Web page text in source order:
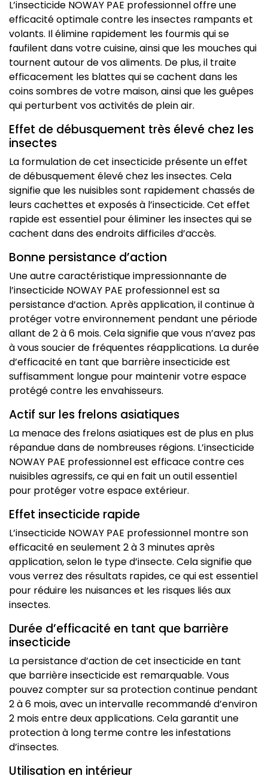
L’insecticide NOWAY PAE professionnel offre une
efficacité optimale contre les insectes rampants et
volants. Il élimine rapidement les fourmis qui se
faufilent dans votre cuisine, ainsi que les mouches qui
tournent autour de vos aliments. De plus, il traite
efficacement les blattes qui se cachent dans les
coins sombres de votre maison, ainsi que les guêpes
qui perturbent vos activités de plein air.
Effet de débusquement très élevé chez les
insectes
La formulation de cet insecticide présente un effet
de débusquement élevé chez les insectes. Cela
signifie que les nuisibles sont rapidement chassés de
leurs cachettes et exposés à l’insecticide. Cet effet
rapide est essentiel pour éliminer les insectes qui se
cachent dans des endroits difficiles d’accès.
Bonne persistance d’action
Une autre caractéristique impressionnante de
l’insecticide NOWAY PAE professionnel est sa
persistance d’action. Après application, il continue à
protéger votre environnement pendant une période
allant de 2 à 6 mois. Cela signifie que vous n’avez pas
à vous soucier de fréquentes réapplications. La durée
d’efficacité en tant que barrière insecticide est
suffisamment longue pour maintenir votre espace
protégé contre les envahisseurs.
Actif sur les frelons asiatiques
La menace des frelons asiatiques est de plus en plus
répandue dans de nombreuses régions. L’insecticide
NOWAY PAE professionnel est efficace contre ces
nuisibles agressifs, ce qui en fait un outil essentiel
pour protéger votre espace extérieur.
Effet insecticide rapide
L’insecticide NOWAY PAE professionnel montre son
efficacité en seulement 2 à 3 minutes après
application, selon le type d’insecte. Cela signifie que
vous verrez des résultats rapides, ce qui est essentiel
pour réduire les nuisances et les risques liés aux
insectes.
Durée d’efficacité en tant que barrière
insecticide
La persistance d’action de cet insecticide en tant
que barrière insecticide est remarquable. Vous
pouvez compter sur sa protection continue pendant
2 à 6 mois, avec un intervalle recommandé d’environ
2 mois entre deux applications. Cela garantit une
protection à long terme contre les infestations
d’insectes.
Utilisation en intérieur